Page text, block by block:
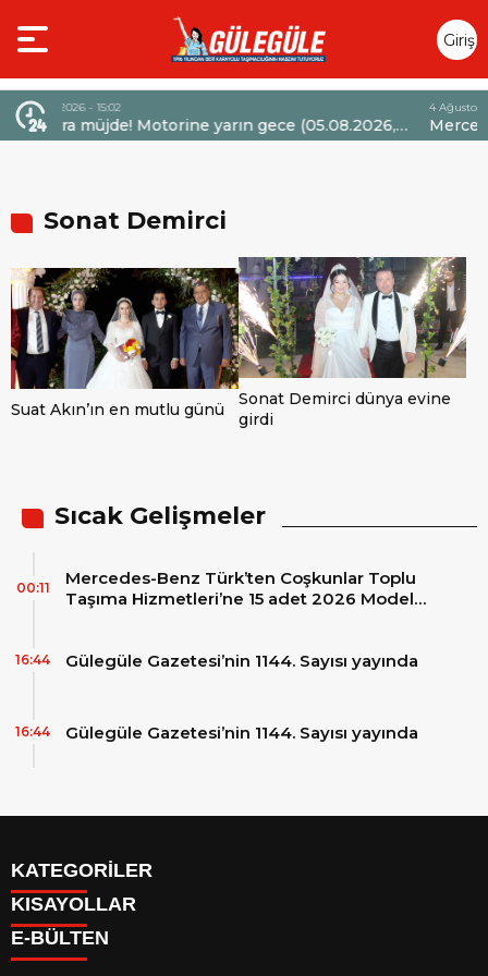
Giriş
Yap
yarın gece (05.08.2026,
TL’lik dev bir indirim
Mercedes-Benz Türk’ten
Sözleşmelerinde 36 Aya Varan
Sonat Demirci
Suat Akın’ın en mutlu günü
Sonat Demirci dünya evine
girdi
Sıcak Gelişmeler
Mercedes-Benz Türk’ten Coşkunlar Toplu
Taşıma Hizmetleri’ne 15 adet 2026 Model
00:11
Gülegüle Gazetesi’nin 1144. Sayısı yayında
16:44
Gülegüle Gazetesi’nin 1144. Sayısı yayında
16:44
KATEGORİLER
Reklam
Firma Rehberi
İletişim
KISAYOLLAR
Facebook
E-BÜLTEN